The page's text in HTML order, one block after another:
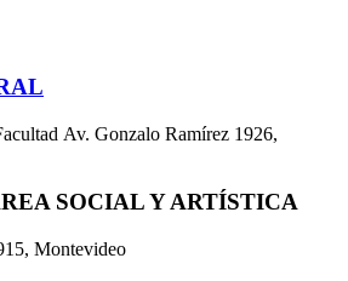
Av. Gonzalo Ramírez 1926,
SOCIAL Y ARTÍSTICA
Montevideo